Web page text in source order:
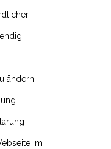
ändern.
im